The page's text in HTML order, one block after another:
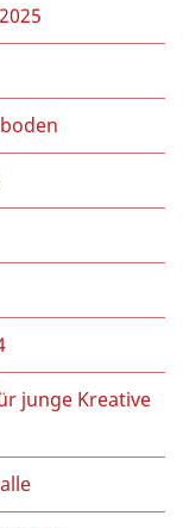
junge Kreative